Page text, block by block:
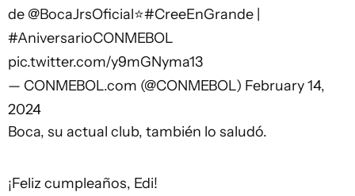
de @BocaJrsOficial⭐#CreeEnGrande
#AniversarioCONMEBOL
pic.twitter.com/y9mGNyma13
— CONMEBOL.com (@CONMEBOL) February 14,
2024
Boca, su actual club, también lo saludó.
¡Feliz cumpleaños, Edi!